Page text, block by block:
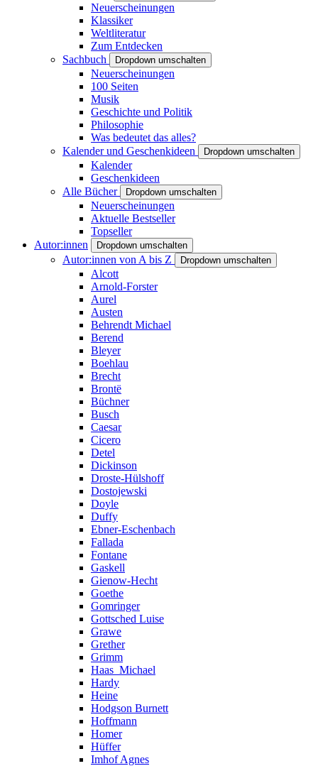
Neuerscheinungen
Klassiker
Weltliteratur
Zum Entdecken
Sachbuch
Dropdown umschalten
Neuerscheinungen
100 Seiten
Musik
Geschichte und Politik
Philosophie
Was bedeutet das alles?
Kalender und Geschenkideen
Dropdown umschalten
Kalender
Geschenkideen
Alle Bücher
Dropdown umschalten
Neuerscheinungen
Aktuelle Bestseller
Topseller
Autor:innen
Dropdown umschalten
Autor:innen von A bis Z Dropdown umschalten
Alcott
Arnold-Forster
Aurel
Austen
Behrendt Michael
Berend
Bleyer
Boehlau
Brecht
Brontë
Büchner
Busch
Caesar
Cicero
Detel
Dickinson
Droste-Hülshoff
Dostojewski
Doyle
Duffy
Ebner-Eschenbach
Fallada
Fontane
Gaskell
Gienow-Hecht
Goethe
Gomringer
Gottsched Luise
Grawe
Grether
Grimm
Haas_Michael
Hardy
Heine
Hodgson Burnett
Hoffmann
Homer
Hüffer
Imhof Agnes